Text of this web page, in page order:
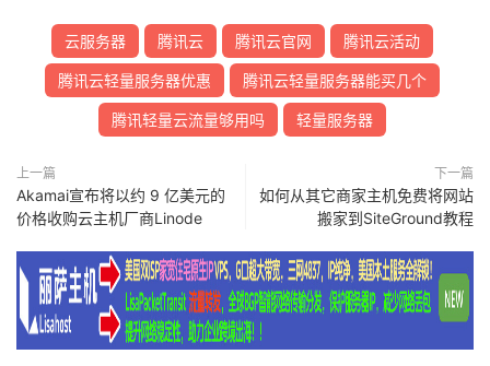
云服务器 腾讯云 腾讯云官网 腾讯云活动
腾讯云轻量服务器优惠 腾讯云轻量服务器能买几个
腾讯轻量云流量够用吗 轻量服务器
上一篇
Akamai宣布将以约 9 亿美元的
价格收购云主机厂商Linode
下一篇
如何从其它商家主机免费将网站
搬家到SiteGround教程